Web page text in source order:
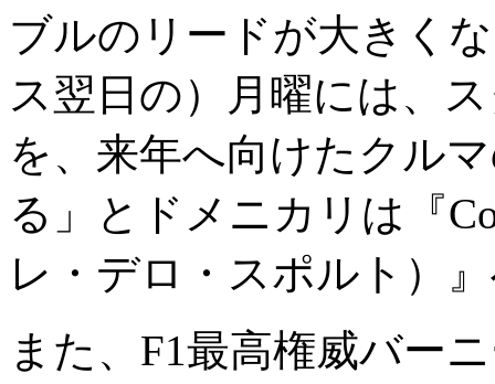
ブルのリードが大きく
ス翌日の）月曜には、
を、来年へ向けたクル
る」とドメニカリは『
レ・デロ・スポルト）
また、F1最高権威バー